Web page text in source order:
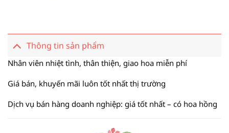
Thông tin sản phẩm
Nhân viên nhiệt tình, thân thiện, giao hoa miễn phí
Giá bán, khuyến mãi luôn tốt nhất thị trường
Dịch vụ bán hàng doanh nghiệp: giá tốt nhất – có hoa hồng